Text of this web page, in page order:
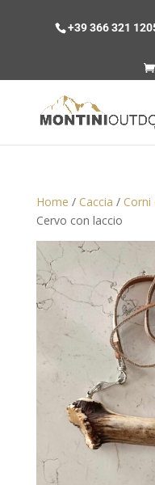
+39 366 321
Home / Caccia /
Cervo con laccio